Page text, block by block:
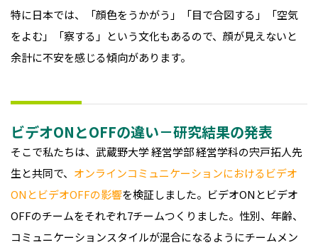
特に日本では、「顔色をうかがう」「目で合図する」「空気
をよむ」「察する」という文化もあるので、顔が見えないと
余計に不安を感じる傾向があります。
ビデオONとOFFの違い－研究結果の発表
そこで私たちは、武蔵野大学 経営学部 経営学科の宍戸拓人先
生と共同で、 オンラインコミュニケーションにおけるビデオ
ONとビデオOFFの影響を検証しました。ビデオONとビデオ
OFFのチームをそれぞれ7チームつくりました。性別、年齢、
コミュニケーションスタイルが混合になるようにチームメン